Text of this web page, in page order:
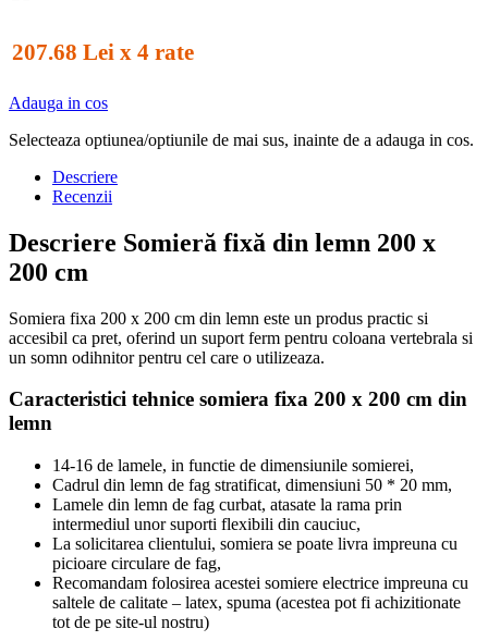
207.68 Lei x 4 rate
Adauga in cos
Selecteaza optiunea/optiunile de mai sus, inainte de a adauga in cos.
Descriere
Recenzii
Descriere Somieră fixă din lemn 200 x
200 cm
Somiera fixa 200 x 200 cm din lemn este un produs practic si
accesibil ca pret, oferind un suport ferm pentru coloana vertebrala si
un somn odihnitor pentru cel care o utilizeaza.
Caracteristici tehnice somiera fixa 200 x 200 cm din
lemn
14-16 de lamele, in functie de dimensiunile somierei,
Cadrul din lemn de fag stratificat, dimensiuni 50 * 20 mm,
Lamele din lemn de fag curbat, atasate la rama prin
intermediul unor suporti flexibili din cauciuc,
La solicitarea clientului, somiera se poate livra impreuna cu
picioare circulare de fag,
Recomandam folosirea acestei somiere electrice impreuna cu
saltele de calitate – latex, spuma (acestea pot fi achizitionate
tot de pe site-ul nostru)